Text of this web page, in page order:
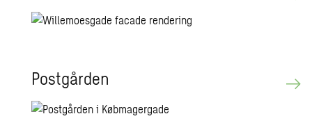
Po­st­går­den